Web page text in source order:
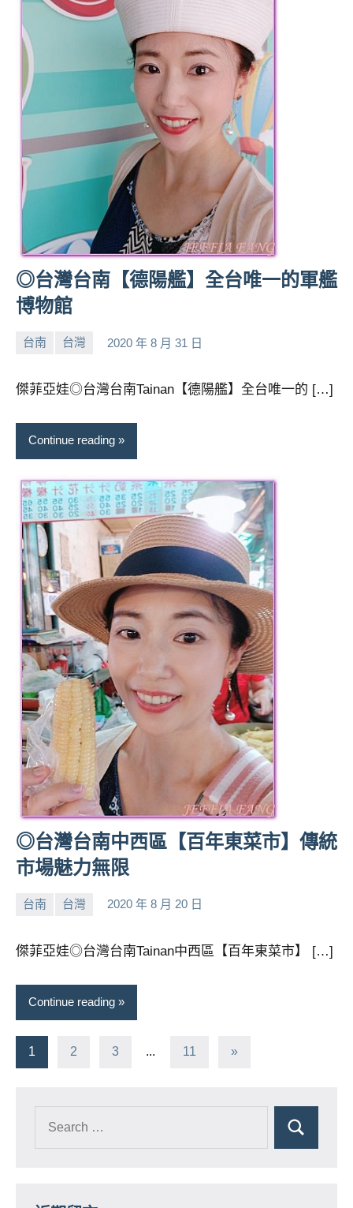
◎台灣台南【德陽艦】全台唯一的軍艦
博物館
台南 台灣 2020 年 8 月 31 日
傑菲亞娃◎台灣台南Tainan【德陽艦】全台唯一的 […]
Continue reading
◎台灣台南中西區【百年東菜市】傳統
市場魅力無限
台南 台灣 2020 年 8 月 20 日
小
No
傑菲亞娃◎台灣台南Tainan中西區【百年東菜市】 […]
Continue reading
文
分
頁
1 2 3 ... 11
Next
»